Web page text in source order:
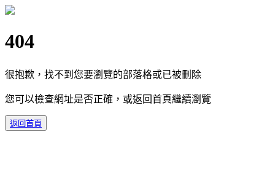
404
很抱歉，找不到您要瀏覽的部落格或已被刪除
您可以檢查網址是否正確，或返回首頁繼續瀏覽
返回首頁